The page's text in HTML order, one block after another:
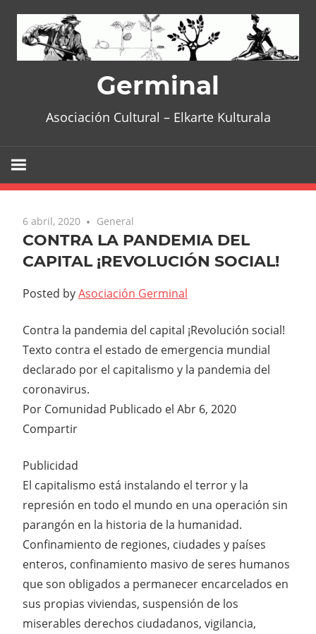
content
Germinal
Asociación Cultural – Elkarte Kulturala
6 abril, 2020 General
CONTRA LA PANDEMIA DEL
CAPITAL ¡REVOLUCIÓN SOCIAL!
Posted byAsociación Germinal
Contra la pandemia del capital ¡Revolución social!
Texto contra el estado de emergencia mundial
declarado por el capitalismo y la pandemia del
coronavirus.
Por Comunidad Publicado el Abr 6, 2020
Compartir
Publicidad
El capitalismo está instalando el terror y la
represión en todo el mundo en una operación sin
parangón en la historia de la humanidad.
Confinamiento de regiones, ciudades y países
enteros, confinamiento masivo de seres humanos
que son obligados a permanecer encarcelados en
sus propias viviendas, suspensión de los
miserables derechos ciudadanos, vigilancia,